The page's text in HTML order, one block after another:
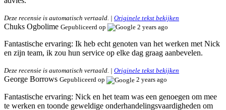
Deze recensie is automatisch vertaald. | Originele tekst bekijken
Chuks Ogbolime Gepubliceerd op 2 years ago
Fantastische ervaring: Ik heb echt genoten van het werken met Nick
en zijn team, ik zou hun service op elke dag graag aanbevelen.
Deze recensie is automatisch vertaald. | Originele tekst bekijken
George Borrows Gepubliceerd op 2 years ago
Fantastische ervaring: Nick en het team was een genoegen om mee
te werken en toonde geweldige onderhandelingsvaardigheden om